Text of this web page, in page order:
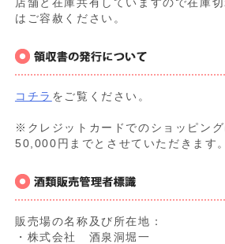
店舗と在庫共有していますので在庫
はご容赦ください。
コチラ をご覧ください。
※クレジットカードでのショッピング
50,000円までとさせていただきます。
販売場の名称及び所在地：
・株式会社 酒泉洞堀一